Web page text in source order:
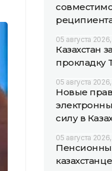
05 августа 2026,
Казахстан
прокладку
05 августа
Новые
силу в
05 августа